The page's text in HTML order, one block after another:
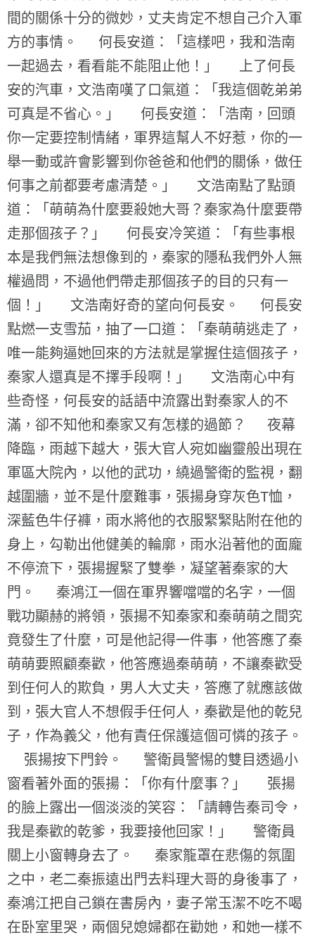
間的關係十分的微妙，丈夫肯定不想自己介入軍
方的事情。 何長安道：「這樣吧，我和浩南
一起過去，看看能不能阻止他！」 上了何長
安的汽車，文浩南嘆了口氣道：「我這個乾弟弟
可真是不省心。」 何長安道：「浩南，回頭
你一定要控制情緒，軍界這幫人不好惹，你的一
舉一動或許會影響到你爸爸和他們的關係，做任
何事之前都要考慮清楚。」 文浩南點了點頭
道：「萌萌為什麼要殺她大哥？秦家為什麼要帶
走那個孩子？」 何長安冷笑道：「有些事根
本是我們無法想像到的，秦家的隱私我們外人無
權過問，不過他們帶走那個孩子的目的只有一
個！」 文浩南好奇的望向何長安。 何長安
點燃一支雪茄，抽了一口道：「秦萌萌逃走了，
唯一能夠逼她回來的方法就是掌握住這個孩子，
秦家人還真是不擇手段啊！」 文浩南心中有
些奇怪，何長安的話語中流露出對秦家人的不
滿，卻不知他和秦家又有怎樣的過節？ 夜幕
降臨，雨越下越大，張大官人宛如幽靈般出現在
軍區大院內，以他的武功，繞過警衛的監視，翻
越圍牆，並不是什麼難事，張揚身穿灰色T恤，
深藍色牛仔褲，雨水將他的衣服緊緊貼附在他的
身上，勾勒出他健美的輪廓，雨水沿著他的面龐
不停流下，張揚握緊了雙拳，凝望著秦家的大
門。 秦鴻江一個在軍界響噹噹的名字，一個
戰功顯赫的將領，張揚不知秦家和秦萌萌之間究
竟發生了什麼，可是他記得一件事，他答應了秦
萌萌要照顧秦歡，他答應過秦萌萌，不讓秦歡受
到任何人的欺負，男人大丈夫，答應了就應該做
到，張大官人不想假手任何人，秦歡是他的乾兒
子，作為義父，他有責任保護這個可憐的孩子。
張揚按下門鈴。 警衛員警惕的雙目透過小
窗看著外面的張揚：「你有什麼事？」 張揚
的臉上露出一個淡淡的笑容：「請轉告秦司令，
我是秦歡的乾爹，我要接他回家！」 警衛員
關上小窗轉身去了。 秦家籠罩在悲傷的氛圍
之中，老二秦振遠出門去料理大哥的身後事了，
秦鴻江把自己鎖在書房內，妻子常玉潔不吃不喝
在卧室里哭，兩個兒媳婦都在勸她，和她一樣不